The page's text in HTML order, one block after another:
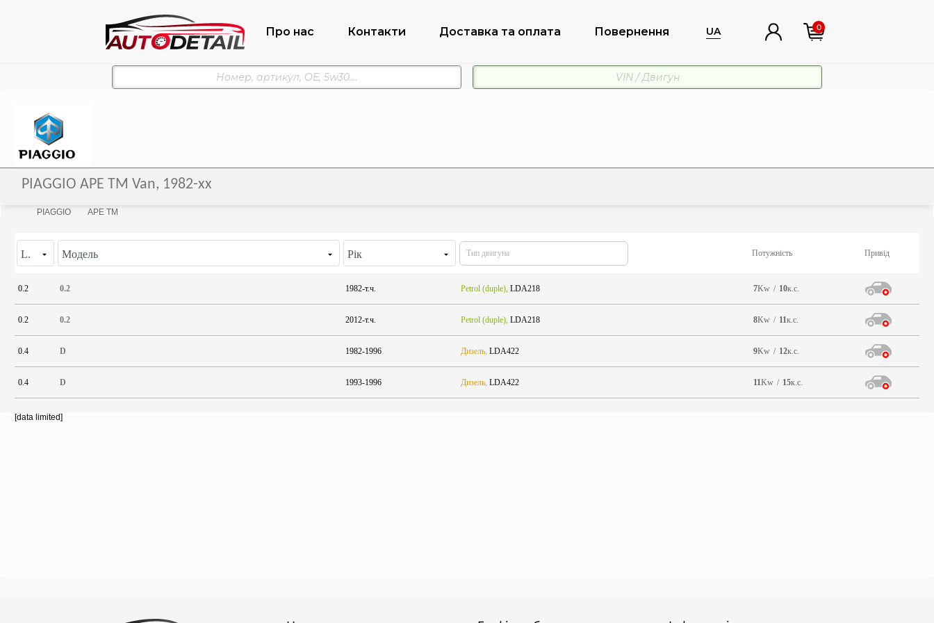
Про нас Контакти Доставка та оплата Повернення UA 0
PIAGGIO APE TM Van, 1982-xx
PIAGGIO APE TM
L. Модель Рік Потужність Привід
0.2 0.2 1982-т.ч. Petrol (duple),LDA218 7Kw / 10к.с.
0.2 0.2 2012-т.ч. Petrol (duple),LDA218 8Kw / 11к.с.
0.4 D 1982-1996 Дизель,LDA422 9Kw / 12к.с.
0.4 D 1993-1996 Дизель,LDA422 11Kw / 15к.с.
[data limited]